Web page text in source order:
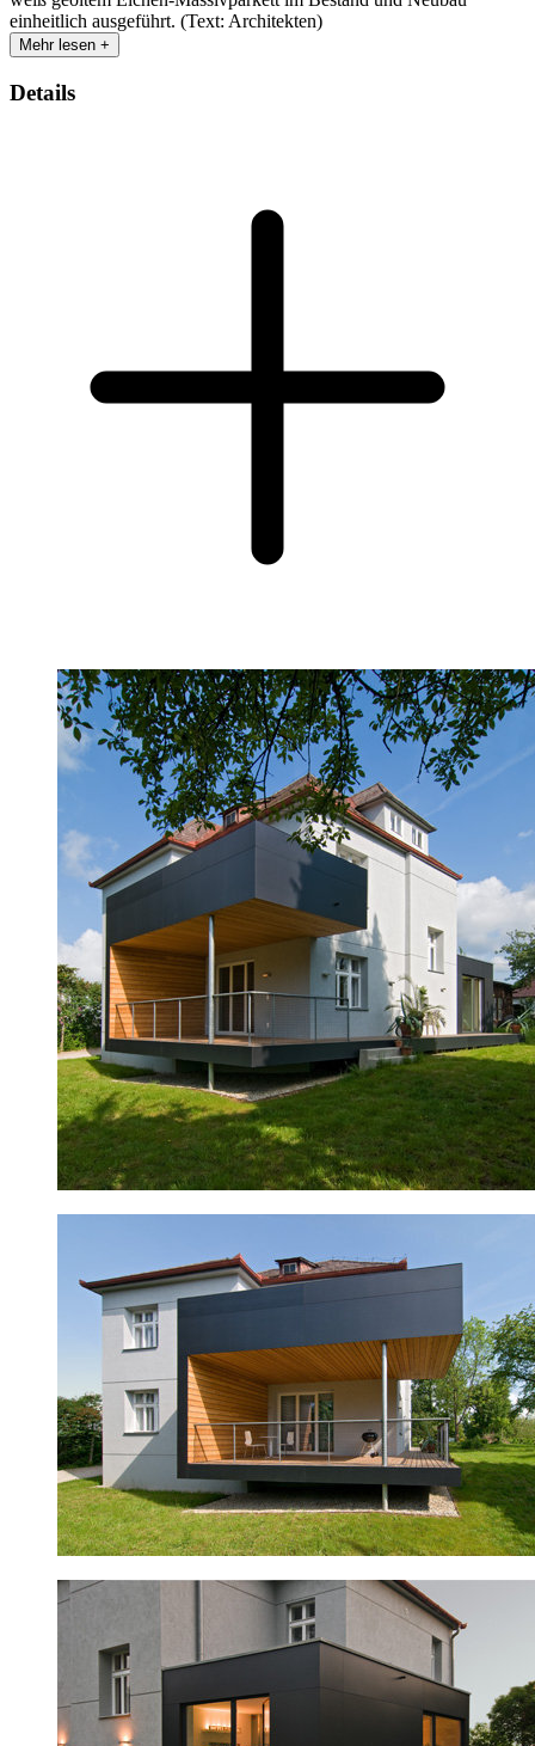
einheitlich ausgeführt. (Text: Architekten)
Mehr lesen +
Details